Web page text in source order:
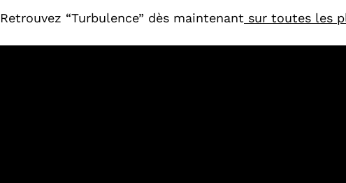
Retrouvez “Turbulence” dès maintenant sur toutes les